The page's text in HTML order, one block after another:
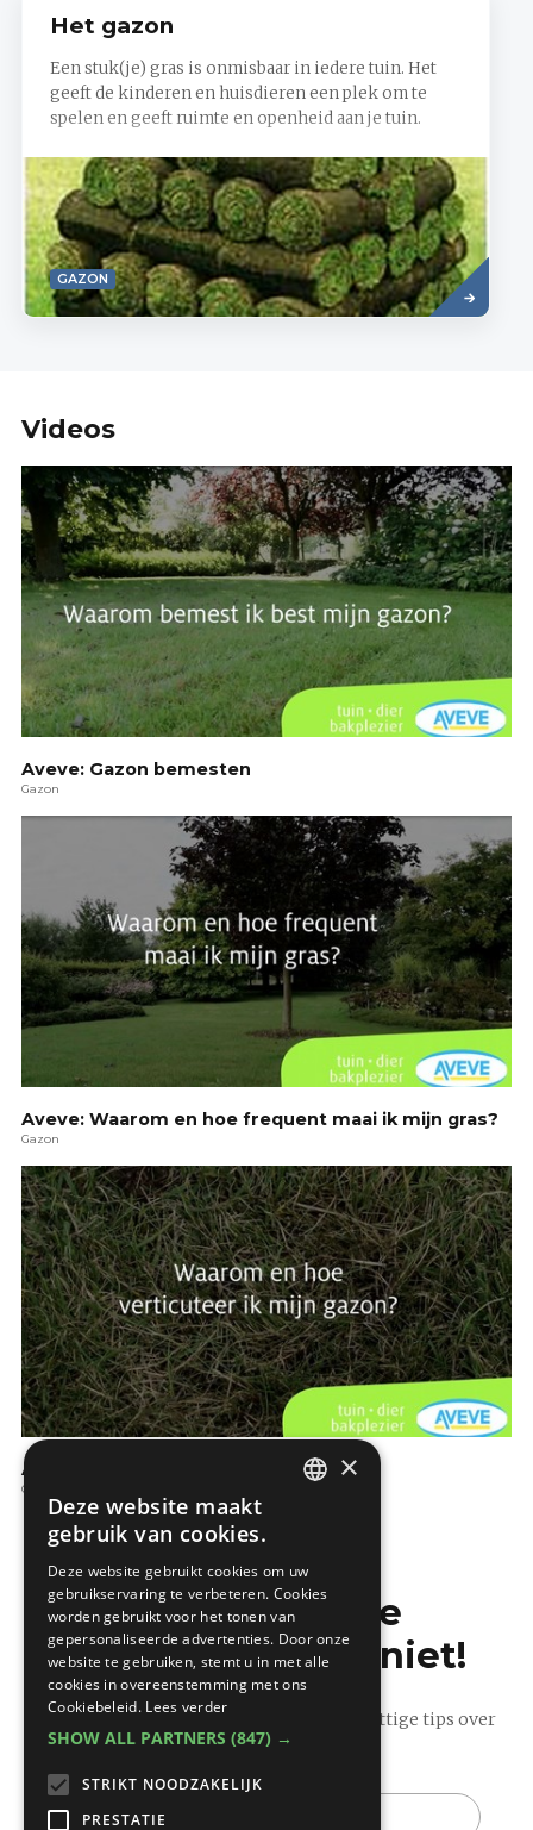
Het gazon
Een stuk(je) gras is onmisbaar in iedere tuin. Het
geeft de kinderen en huisdieren een plek om te
spelen en geeft ruimte en openheid aan je tuin.
GAZON
Read
more
Videos
Aveve: Gazon bemesten
Gazon
Aveve: Waarom en hoe frequent maai ik mijn gras?
Gazon
Aveve: Gazon verticuteren
Gazon
Mis de laatste
bouwnieuwtjes niet!
Ontvang onze wekelijkse updates vol nuttige tips over
bouwen en verbouwen.
E-
mail
×
Deze website maakt
gebruik van cookies.
Deze website gebruikt cookies om uw
gebruikservaring te verbeteren. Cookies
worden gebruikt voor het tonen van
gepersonaliseerde advertenties. Door onze
website te gebruiken, stemt u in met alle
cookies in overeenstemming met ons
Cookiebeleid. Lees verder
SHOW ALL PARTNERS (847) →
STRIKT NOODZAKELIJK
PRESTATIE